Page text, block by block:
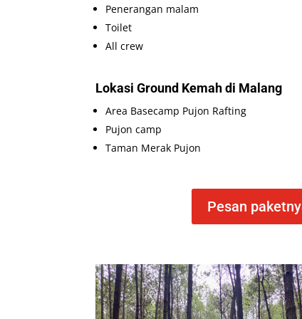
Penerangan malam
Toilet
All crew
Lokasi Ground Kemah di Malang
Area Basecamp Pujon Rafting
Pujon camp
Taman Merak Pujon
Pesan